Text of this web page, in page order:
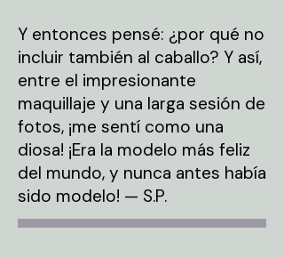
Y entonces pensé: ¿por qué no
incluir también al caballo? Y así,
entre el impresionante
maquillaje y una larga sesión de
fotos, ¡me sentí como una
diosa! ¡Era la modelo más feliz
del mundo, y nunca antes había
sido modelo! — S.P.